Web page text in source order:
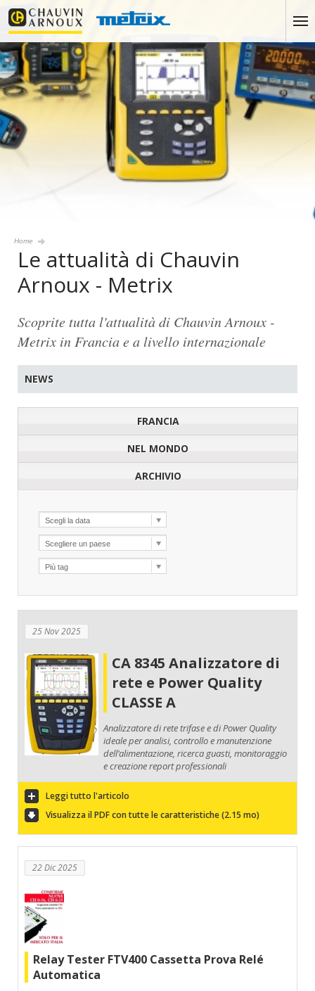
Home
Le attualità di Chauvin
Arnoux - Metrix
Scoprite tutta l'attualità di Chauvin Arnoux -
Metrix in Francia e a livello internazionale
NEWS
FRANCIA
NEL MONDO
ARCHIVIO
25 Nov 2025
CA 8345 Analizzatore di
rete e Power Quality
CLASSE A
Analizzatore di rete trifase e di Power Quality
ideale per analisi, controllo e manutenzione
dell’alimentazione, ricerca guasti, monitoraggio
e creazione report professionali
Leggi tutto l'articolo
Visualizza il PDF con tutte le caratteristiche (2.15 mo)
22 Dic 2025
Relay Tester FTV400 Cassetta Prova Relé
Automatica